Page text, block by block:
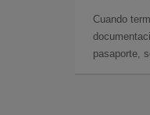
Cuando
pasaporte,